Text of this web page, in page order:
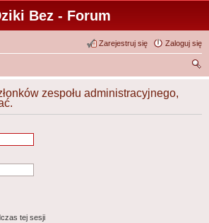
Bez - Forum
Zaloguj się
Zarejestruj się
zespołu administracyjnego,
tej sesji